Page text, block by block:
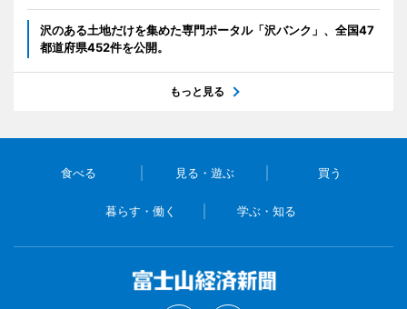
沢のある土地だけを集めた専門ポータル「沢バンク」、全国47
都道府県452件を公開。
もっと見る
食べる 見る・遊ぶ 買う
暮らす・働く 学ぶ・知る